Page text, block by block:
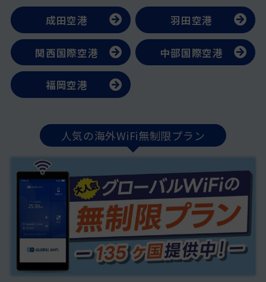
成田空港 羽田空港
関西国際空港 中部国際空港
福岡空港
人気の海外WiFi無制限プラン